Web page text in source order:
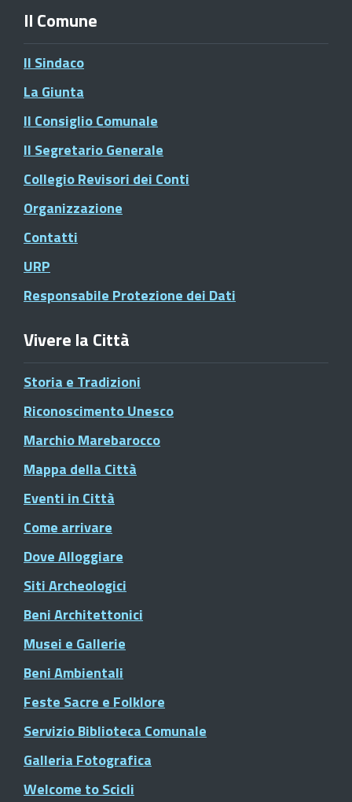
Il Comune
Il Sindaco
La Giunta
Il Consiglio Comunale
Il Segretario Generale
Collegio Revisori dei Conti
Organizzazione
Contatti
URP
Responsabile Protezione dei Dati
Vivere la Città
Storia e Tradizioni
Riconoscimento Unesco
Marchio Marebarocco
Mappa della Città
Eventi in Città
Come arrivare
Dove Alloggiare
Siti Archeologici
Beni Architettonici
Musei e Gallerie
Beni Ambientali
Feste Sacre e Folklore
Servizio Biblioteca Comunale
Galleria Fotografica
Welcome to Scicli